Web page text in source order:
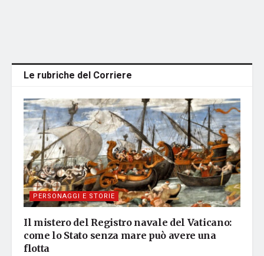
Le rubriche del Corriere
PERSONAGGI E STORIE
Il mistero del Registro navale del Vaticano:
come lo Stato senza mare può avere una
flotta